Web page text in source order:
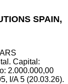
SPAIN,
Capital:
2.000.000,00
I/A 5 (20.03.26).